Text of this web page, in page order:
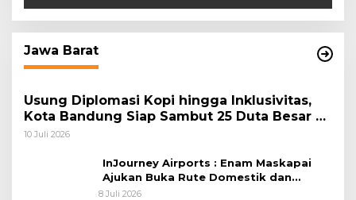
Jawa Barat
Usung Diplomasi Kopi hingga Inklusivitas,
Kota Bandung Siap Sambut 25 Duta Besar di
Festival Asia Afrika 2026
10 Juli 2026
InJourney Airports : Enam Maskapai
Ajukan Buka Rute Domestik dan
Internasional dari Bandara Husein
8 Juli 2026